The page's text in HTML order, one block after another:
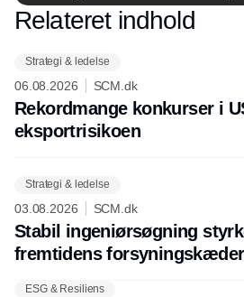
Annonce
Relateret indhold
Strategi & ledelse
06.08.2026 SCM.dk
Rekordmange konkurser i
eksport­risikoen
Strategi & ledelse
03.08.2026 SCM.dk
Stabil ingeniørsøgning
fremtidens forsyningskæder
ESG & Resiliens